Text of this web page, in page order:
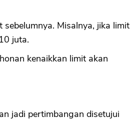
Misalnya, jika limit
juta.
kenaikkan limit akan
jadi pertimbangan disetujui